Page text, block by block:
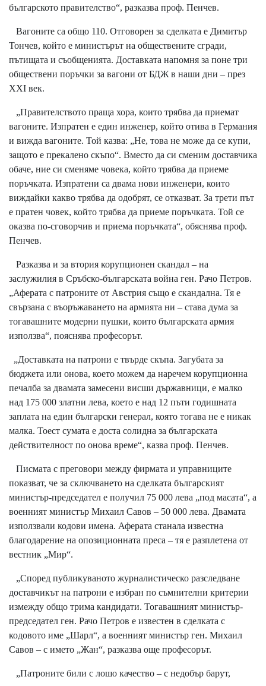
българското правителство“, разказва проф. Пенчев.
Вагоните са общо 110. Отговорен за сделката е Димитър
Тончев, който е министърът на обществените сгради,
пътищата и съобщенията. Доставката напомня за поне три
обществени поръчки за вагони от БДЖ в наши дни – през
XXI век.
„Правителството праща хора, които трябва да приемат
вагоните. Изпратен е един инженер, който отива в Германия
и вижда вагоните. Той казва: „Не, това не може да се купи,
защото е прекалено скъпо“. Вместо да си сменим доставчика
обаче, ние си сменяме човека, който трябва да приеме
поръчката. Изпратени са двама нови инженери, които
виждайки какво трябва да одобрят, се отказват. За трети път
е пратен човек, който трябва да приеме поръчката. Той се
оказва по-сговорчив и приема поръчката“, обяснява проф.
Пенчев.
Разказва и за втория корупционен скандал – на
заслужилия в Сръбско-българската война ген. Рачо Петров.
„Аферата с патроните от Австрия също е скандална. Тя е
свързана с въоръжаването на армията ни – става дума за
тогавашните модерни пушки, които българската армия
използва“, пояснява професорът.
„Доставката на патрони е твърде скъпа. Загубата за
бюджета или онова, което можем да наречем корупционна
печалба за двамата замесени висши държавници, е малко
над 175 000 златни лева, което е над 12 пъти годишната
заплата на един български генерал, която тогава не е никак
малка. Тоест сумата е доста солидна за българската
действителност по онова време“, казва проф. Пенчев.
Писмата с преговори между фирмата и управниците
показват, че за сключването на сделката българският
министър-председател е получил 75 000 лева „под масата“, а
военният министър Михаил Савов – 50 000 лева. Двамата
използвали кодови имена. Аферата станала известна
благодарение на опозиционната преса – тя е разплетена от
вестник „Мир“.
„Според публикуваното журналистическо разследване
доставчикът на патрони е избран по съмнителни критерии
измежду общо трима кандидати. Тогавашният министър-
председател ген. Рачо Петров е известен в сделката с
кодовото име „Шарл“, а военният министър ген. Михаил
Савов – с името „Жан“, разказва още професорът.
„Патроните били с лошо качество – с недобър барут,